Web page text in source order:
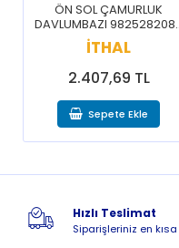
ÖN SOL ÇAMURLUK
DAVLUMBAZI
/ 3008 5008 16-20
İTHAL
2.407,69 TL
Sepete Ekle
Hızlı Teslimat
Siparişleriniz en